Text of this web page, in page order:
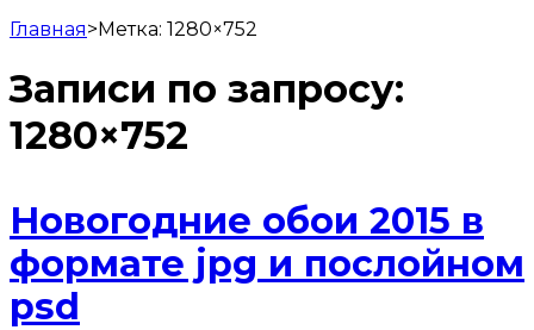
Главная>Метка: 1280×752
Записи по запросу:
1280×752
Новогодние обои 2015 в
формате jpg и послойном
psd